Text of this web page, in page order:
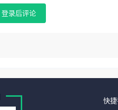
登录后评论
快